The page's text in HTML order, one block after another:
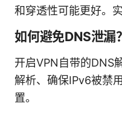
和穿透性可能更好。
如何避免DNS泄漏？
开启VPN自带的DNS
解析、确保IPv6被禁
置。